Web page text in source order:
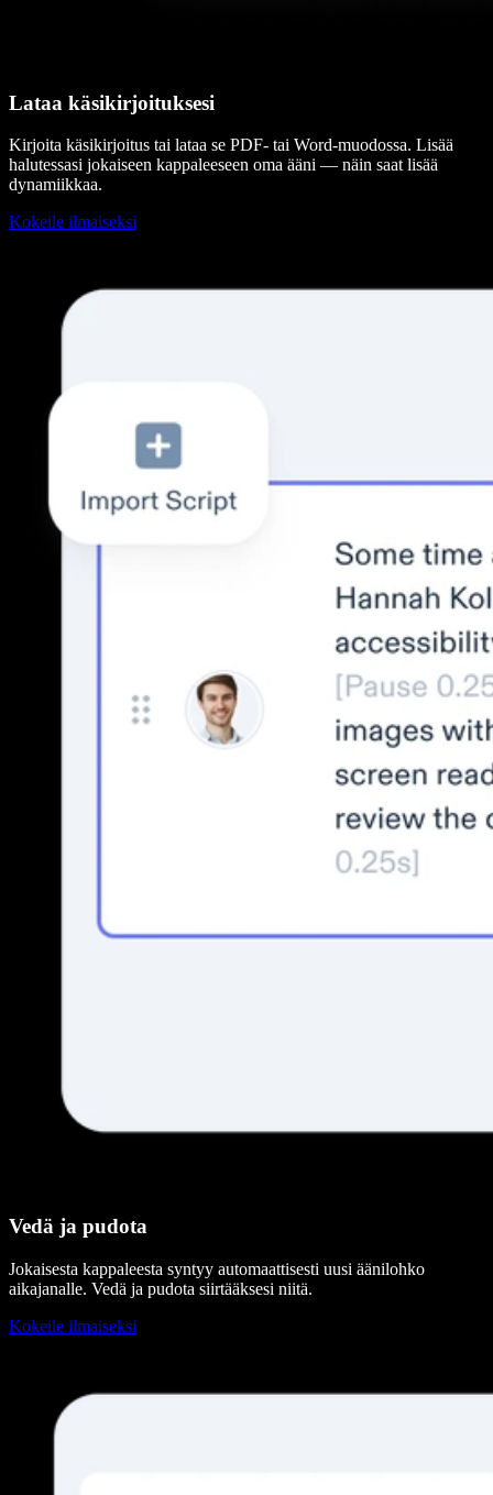
Lataa käsikirjoituksesi
Kirjoita käsikirjoitus tai lataa se PDF- tai Word-muodossa. Lisää
halutessasi jokaiseen kappaleeseen oma ääni — näin saat lisää
dynamiikkaa.
Kokeile ilmaiseksi
Vedä ja pudota
Jokaisesta kappaleesta syntyy automaattisesti uusi äänilohko
aikajanalle. Vedä ja pudota siirtääksesi niitä.
Kokeile ilmaiseksi